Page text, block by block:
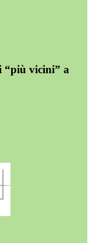
“più vicini” a